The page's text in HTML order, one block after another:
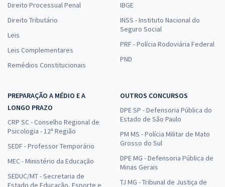
Direito Processual Penal
Direito Tributário
Leis
Leis Complementares
Remédios Constitucionais
IBGE
INSS - Instituto Nacional do
Seguro Social
PRF - Polícia Rodoviária Federal
PND
PREPARAÇÃO A MÉDIO E A
LONGO PRAZO
CRP SC - Conselho Regional de
Psicologia - 12ª Região
SEDF - Professor Temporário
MEC - Ministério da Educação
SEDUC/MT - Secretaria de
Estado de Educação, Esporte e
OUTROS CONCURSOS
DPE SP - Defensoria Pública do
Estado de São Paulo
PM MS - Polícia Militar de Mato
Grosso do Sul
DPE MG - Defensoria Pública de
Minas Gerais
TJ MG - Tribunal de Justiça de